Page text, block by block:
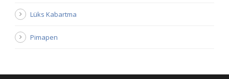
Lüks Kabartma
Pimapen